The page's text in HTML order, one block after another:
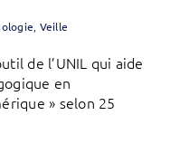
Veille
de l’UNIL qui aide
en
» selon 25